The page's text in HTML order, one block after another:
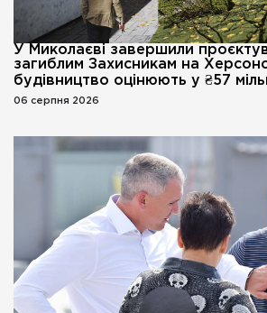
У Миколаєві завершили
загиблим Захисникам на
будівництво оцінюють у ₴57
06 серпня 2026